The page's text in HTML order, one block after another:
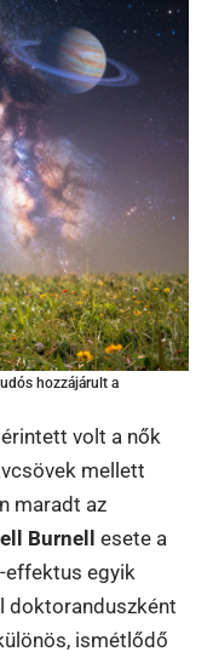
hozzájárult a
volt a nők
mellett
maradt az
Burnell esete a
effektus egyik
doktoranduszként
ismétlődő